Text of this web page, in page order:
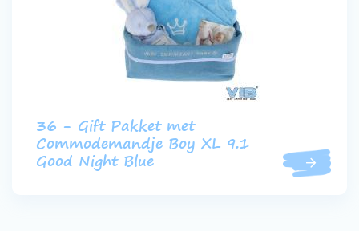
36 - Gift Pakket met
Commodemandje Boy XL 9.1
Good Night Blue